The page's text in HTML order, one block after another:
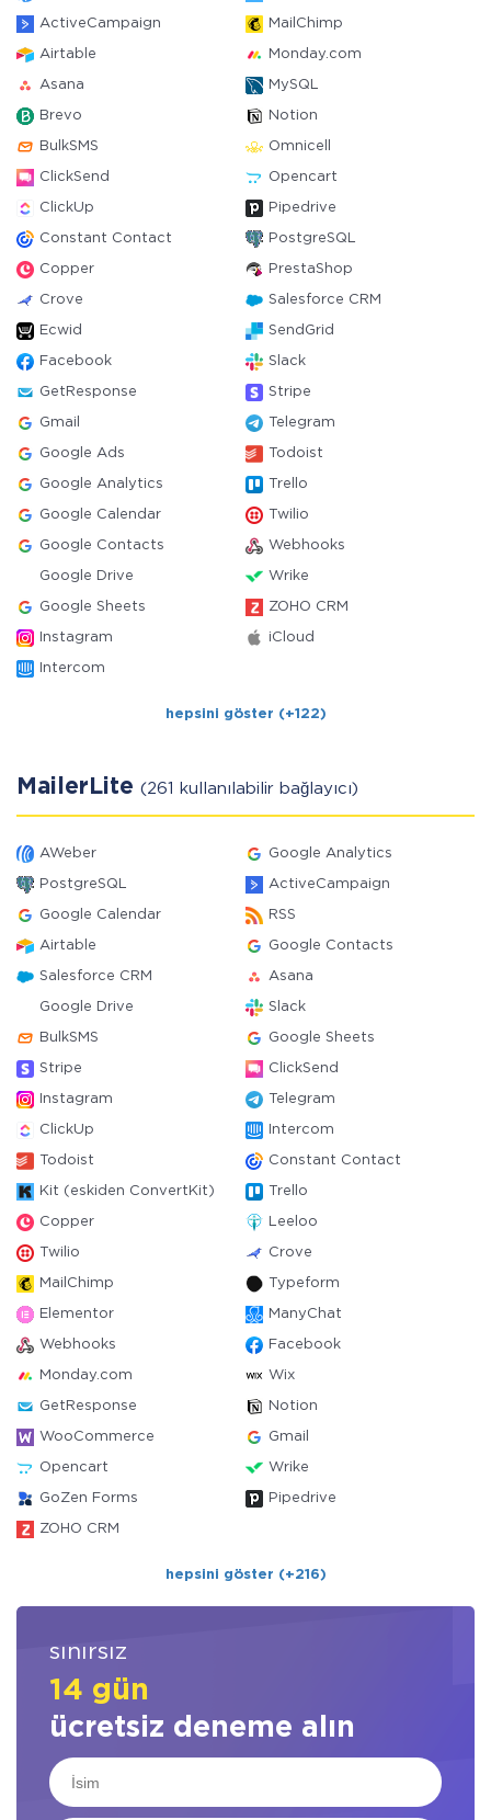
ActiveCampaign MailChimp
Airtable Monday.com
Asana MySQL
Brevo Notion
BulkSMS Omnicell
ClickSend Opencart
ClickUp Pipedrive
Constant Contact PostgreSQL
Copper PrestaShop
Crove Salesforce CRM
Ecwid SendGrid
Facebook Slack
GetResponse Stripe
Gmail Telegram
Google Ads Todoist
Google Analytics Trello
Google Calendar Twilio
Google Contacts Webhooks
Google Drive Wrike
Google Sheets ZOHO CRM
Instagram iCloud
Intercom
hepsini göster (+122)
MailerLite (261 kullanılabilir bağlayıcı)
AWeber Google Analytics
PostgreSQL ActiveCampaign
Google Calendar RSS
Airtable Google Contacts
Salesforce CRM Asana
Google Drive Slack
BulkSMS Google Sheets
Stripe ClickSend
Instagram Telegram
ClickUp Intercom
Todoist Constant Contact
Kit (eskiden ConvertKit) Trello
Copper Leeloo
Twilio Crove
MailChimp Typeform
Elementor ManyChat
Webhooks Facebook
Monday.com Wix
GetResponse Notion
WooCommerce Gmail
Opencart Wrike
GoZen Forms Pipedrive
ZOHO CRM
hepsini göster (+216)
sınırsız
14 gün
ücretsiz deneme alın